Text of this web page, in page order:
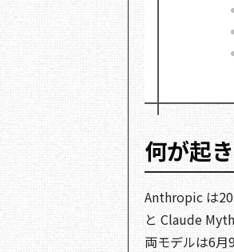
何が起
Anthropic は
と Claude
両モデルは6月